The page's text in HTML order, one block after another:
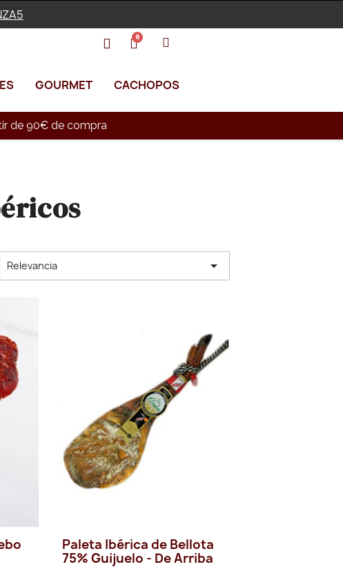
GOURMET CACHOPOS
de 90€ de compra
Relevancia 
Paleta Ibérica de Bellota
75% Guijuelo - De Arriba